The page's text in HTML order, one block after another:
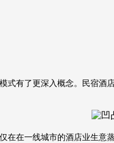
有了更深入概念。民宿
在在一线城市的酒店业生